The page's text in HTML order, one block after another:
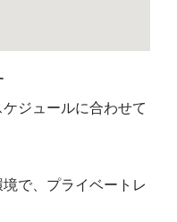
ジュールに合わせて
で、プライベートレ